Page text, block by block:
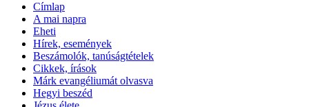
Címlap
A mai napra
Eheti
Hírek, események
Beszámolók, tanúságtételek
Cikkek, írások
Márk evangéliumát olvasva
Hegyi beszéd